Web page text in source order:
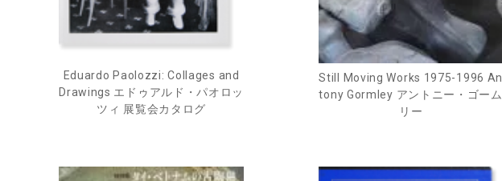
Eduardo Paolozzi: Collages and
Drawings エドゥアルド・パオロッ
ツィ 展覧会カタログ
Still Moving Works 1975-1996 An
tony Gormley アントニー・ゴーム
リー